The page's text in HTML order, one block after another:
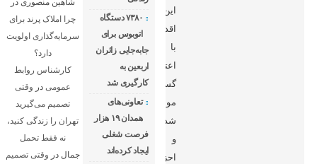
این
اقدام
با
اعتراضات
گسترده
مواجه
شده
و
احزاب
۷۳۸۰ دستگاه
اتوبوس برای
جابه‌جایی زائران
اربعین به‌
کارگیری شد
تعاونی‌های
همدان ۱۹ هزار
فرصت شغلی
ایجاد کرده‌اند
شاهین منصوری در
چرا املاک پرند برای
سرمایه‌گذاری اولویت
دارد؟
کارشناس روابط
عمومی در وقتی
تصمیم می‌گیرید
تهران را زندگی کنید،
نه فقط تحمل
جمال در وقتی تصمیم